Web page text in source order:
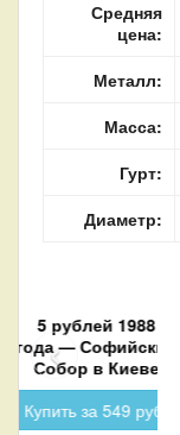
Средняя
цена:
Металл:
Масса:
Гурт:
Диаметр:
‹